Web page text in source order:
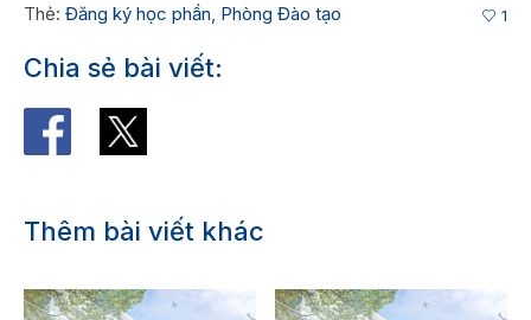
Thẻ: Đăng ký học phần, Phòng Đào tạo 1
Chia sẻ bài viết:
Thêm bài viết khác